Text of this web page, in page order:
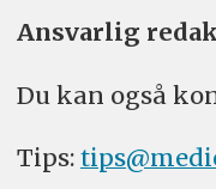
Ansvarlig
Du kan også
Tips: